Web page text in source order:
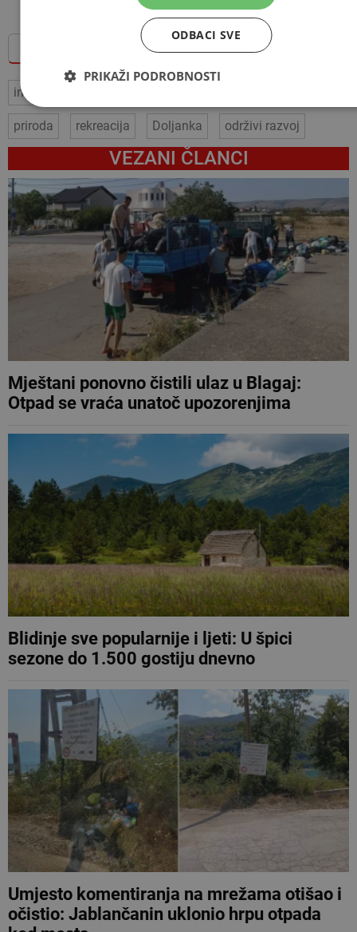
Dodajte Hercegovina.info među omiljene izvore
infrastruktura
priroda rekreacija Doljanka održivi razvoj
VEZANI ČLANCI
Mještani ponovno čistili ulaz u Blagaj:
Otpad se vraća unatoč upozorenjima
Blidinje sve popularnije i ljeti: U špici
sezone do 1.500 gostiju dnevno
Umjesto komentiranja na mrežama otišao i
očistio: Jablančanin uklonio hrpu otpada
ODBACI SVE
PRIKAŽI PODROBNOSTI